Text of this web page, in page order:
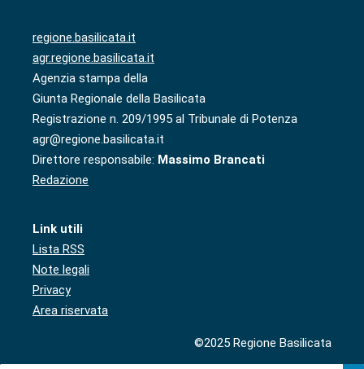
regione.basilicata.it
agr.regione.basilicata.it
Agenzia stampa della
Giunta Regionale della Basilicata
Registrazione n. 209/1995 al Tribunale di Potenza
agr@regione.basilicata.it
Direttore responsabile: Massimo Brancati
Redazione
Link utili
Lista RSS
Note legali
Privacy
Area riservata
©2025 Regione Basilicata